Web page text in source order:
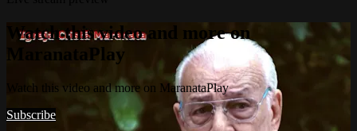
Watch this video and more on
MaranataPlay
Watch this video and more on MaranataPlay
Subscribe